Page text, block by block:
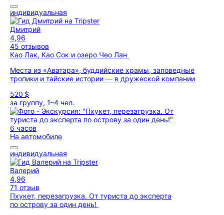
индивидуальная
Дмитрий
4,96
45 отзывов
Као Лак, Као Сок и озеро Чео Лан
Места из «Аватара», буддийские храмы, заповедные
тропики и тайские истории — в дружеской компании
520 $
за группу, 1–4 чел.
6 часов
На автомобиле
индивидуальная
Валерий
4,96
71 отзыв
Пхукет, перезагрузка. От туриста до эксперта
по острову за один день!